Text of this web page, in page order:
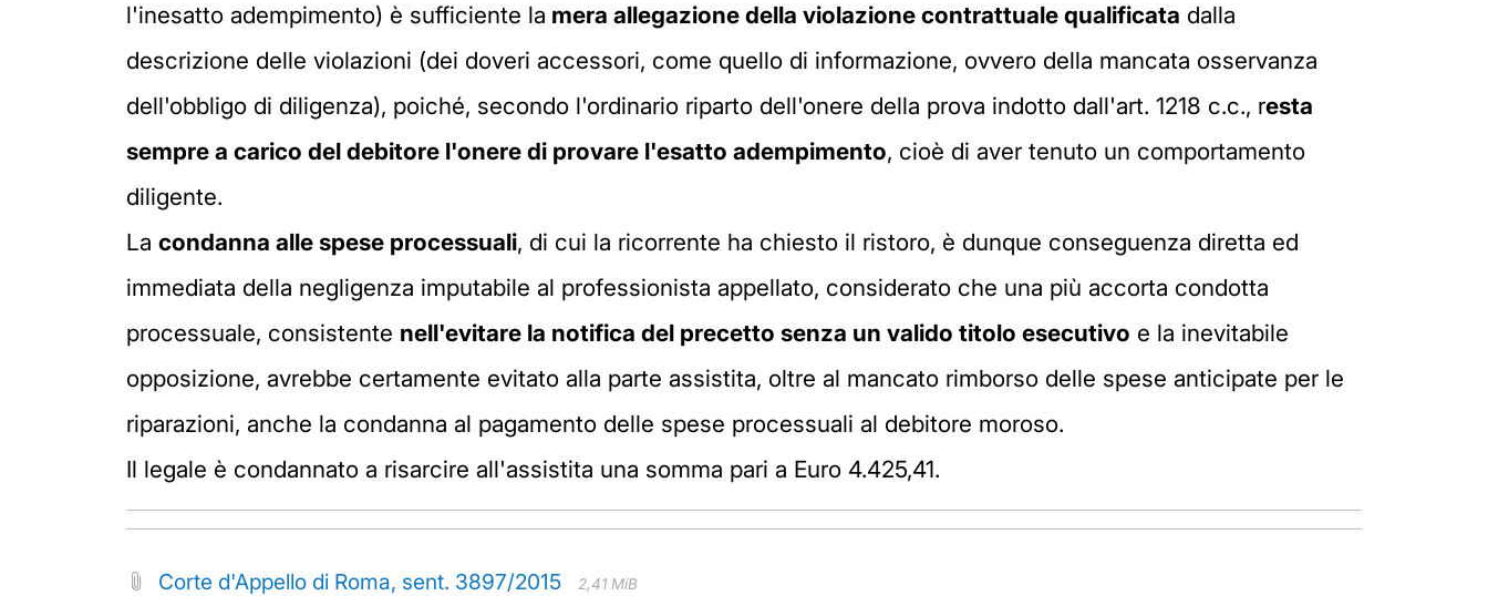
l'inesatto adempimento) è sufficiente la mera allegazione della violazione contrattuale qualificata dalla
descrizione delle violazioni (dei doveri accessori, come quello di informazione, ovvero della mancata osservanza
dell'obbligo di diligenza), poiché, secondo l'ordinario riparto dell'onere della prova indotto dall'art. 1218 c.c., resta
sempre a carico del debitore l'onere di provare l'esatto adempimento, cioè di aver tenuto un comportamento
diligente.
La condanna alle spese processuali, di cui la ricorrente ha chiesto il ristoro, è dunque conseguenza diretta ed
immediata della negligenza imputabile al professionista appellato, considerato che una più accorta condotta
processuale, consistente nell'evitare la notifica del precetto senza un valido titolo esecutivo e la inevitabile
opposizione, avrebbe certamente evitato alla parte assistita, oltre al mancato rimborso delle spese anticipate per le
riparazioni, anche la condanna al pagamento delle spese processuali al debitore moroso.
Il legale è condannato a risarcire all'assistita una somma pari a Euro 4.425,41.
Corte d'Appello di Roma, sent. 3897/2015 2,41 MiB